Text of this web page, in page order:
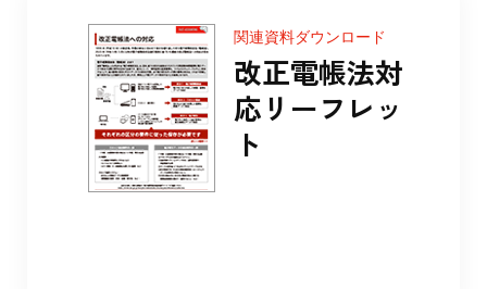
関連資料ダウンロード
改正電帳法対
応リーフレッ
ト